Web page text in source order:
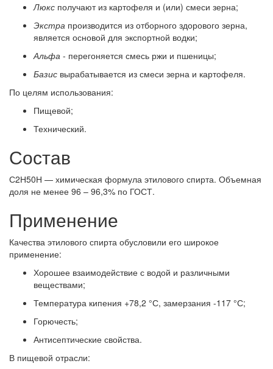
Люкс получают из картофеля и (или) смеси зерна;
Экстра производится из отборного здорового зерна,
является основой для экспортной водки;
Альфа - перегоняется смесь ржи и пшеницы;
Базис вырабатывается из смеси зерна и картофеля.
По целям использования:
Пищевой;
Технический.
Состав
С2Н50Н — химическая формула этилового спирта. Объемная
доля не менее 96 – 96,3% по ГОСТ.
Применение
Качества этилового спирта обусловили его широкое
применение:
Хорошее взаимодействие с водой и различными
веществами;
Температура кипения +78,2 °С, замерзания -117 °С;
Горючесть;
Антисептические свойства.
В пищевой отрасли: